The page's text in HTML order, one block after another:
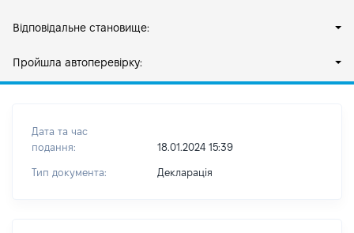
Відповідальне становище:
Пройшла автоперевірку:
Дата та час
подання:
18.01.2024 15:39
Тип документа: Декларація